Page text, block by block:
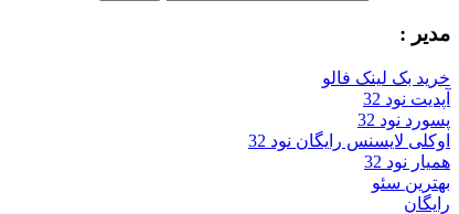
مدیر :
خرید بک لینک فالو
آپدیت نود 32
پسورد نود 32
اوکلی لایسنس رایگان نود 32
همیار نود 32
بهترین سئو
رایگان